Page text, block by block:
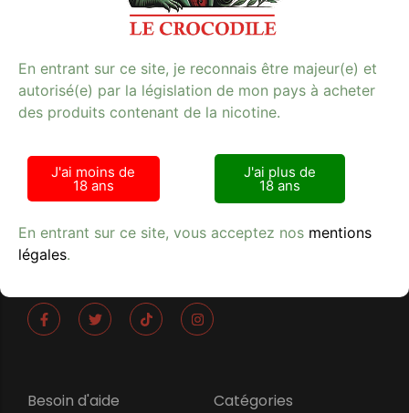
Avis clients
Tabac Presse - Le crocodile
42 RUE DE LA RANQUETTE 30900 NIMES
+33 (0) 6 75 99 30 78
Besoin d'aide Catégories
En entrant sur ce site, je reconnais être majeur(e) et
autorisé(e) par la législation de mon pays à acheter
des produits contenant de la nicotine.
J'ai moins de
18 ans
J'ai plus de
18 ans
En entrant sur ce site, vous acceptez nos mentions
légales.